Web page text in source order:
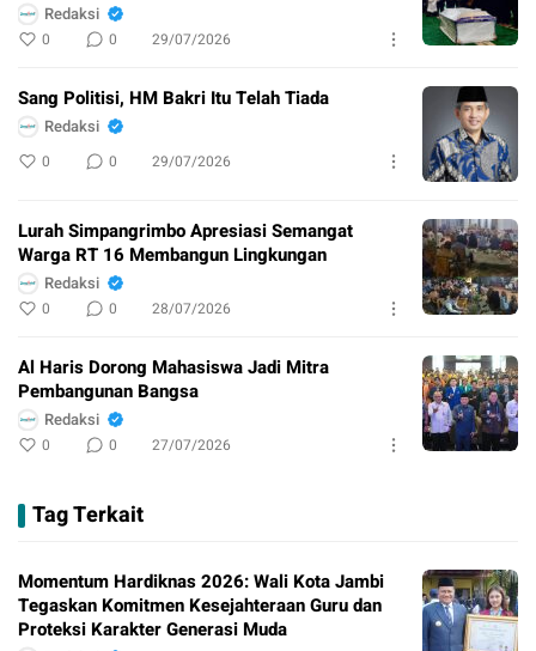
Redaksi
0 0 29/07/2026
Sang Politisi, HM Bakri Itu Telah Tiada
Redaksi
0 0 29/07/2026
Lurah Simpangrimbo Apresiasi Semangat
Warga RT 16 Membangun Lingkungan
Redaksi
0 0 28/07/2026
Al Haris Dorong Mahasiswa Jadi Mitra
Pembangunan Bangsa
Redaksi
0 0 27/07/2026
Tag Terkait
Momentum Hardiknas 2026: Wali Kota Jambi
Tegaskan Komitmen Kesejahteraan Guru dan
Proteksi Karakter Generasi Muda